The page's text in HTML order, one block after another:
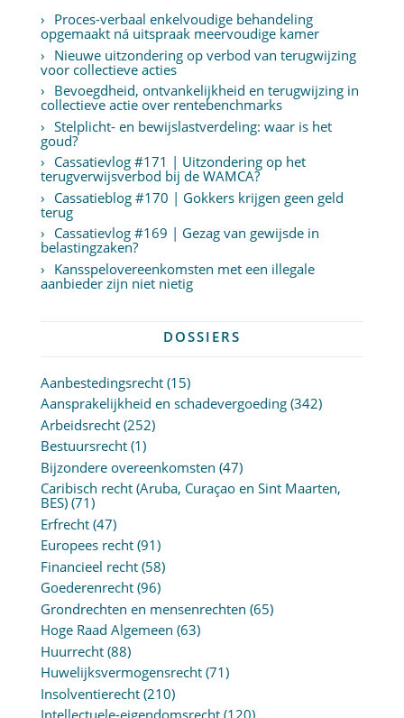
Proces-verbaal enkelvoudige behandeling
opgemaakt ná uitspraak meervoudige kamer
Nieuwe uitzondering op verbod van terugwijzing
voor collectieve acties
Bevoegdheid, ontvankelijkheid en terugwijzing in
collectieve actie over rentebenchmarks
Stelplicht- en bewijslastverdeling: waar is het
goud?
Cassatievlog #171 | Uitzondering op het
terugverwijsverbod bij de WAMCA?
Cassatieblog #170 | Gokkers krijgen geen geld
terug
Cassatievlog #169 | Gezag van gewijsde in
belastingzaken?
Kansspelovereenkomsten met een illegale
aanbieder zijn niet nietig
DOSSIERS
Aanbestedingsrecht(15)
Aansprakelijkheid en schadevergoeding(342)
Arbeidsrecht(252)
Bestuursrecht(1)
Bijzondere overeenkomsten (47)
Caribisch recht (Aruba, Curaçao en Sint Maarten,
BES)(71)
Erfrecht(47)
Europees recht(91)
Financieel recht(58)
Goederenrecht(96)
Grondrechten en mensenrechten (65)
Hoge Raad Algemeen (63)
Huurrecht(88)
Huwelijksvermogensrecht(71)
Insolventierecht(210)